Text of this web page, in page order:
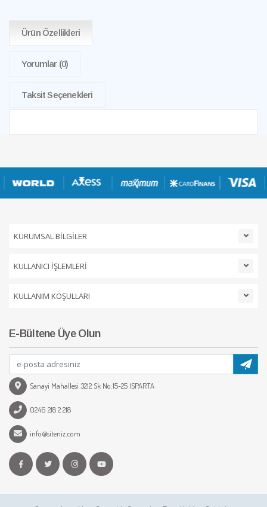
Ürün Özellikleri
Yorumlar (0)
Taksit Seçenekleri
KURUMSAL BİLGİLER
KULLANICI İŞLEMLERİ
KULLANIM KOŞULLARI
E-Bültene Üye Olun
Sanayi Mahallesi 3212 Sk No:15-25 ISPARTA
0246 218 2 218
info@siteniz.com